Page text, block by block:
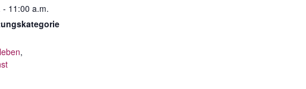
- 11:00 a.m.
,